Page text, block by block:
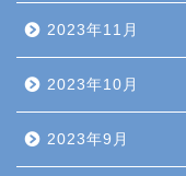
2023年11月
2023年10月
2023年9月